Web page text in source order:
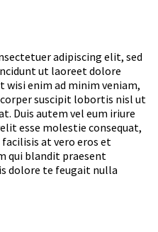
adipiscing elit, sed
ut laoreet dolore
wisi enim ad minim veniam,
suscipit lobortis nisl ut
Duis autem vel eum iriure
esse molestie consequat,
at vero eros et
qui blandit praesent
dolore te feugait nulla